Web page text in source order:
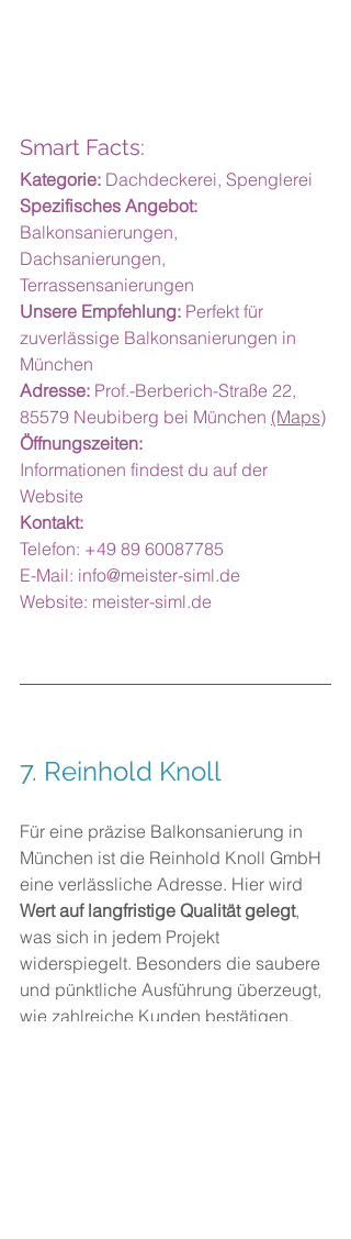
Smart Facts:
Kategorie: Dachdeckerei, Spenglerei
Spezifisches Angebot:
Balkonsanierungen,
Dachsanierungen,
Terrassensanierungen
Unsere Empfehlung: Perfekt für
zuverlässige Balkonsanierungen in
München
Adresse: Prof.-Berberich-Straße 22,
85579 Neubiberg bei München (Maps)
Öffnungszeiten:
Informationen findest du auf der
Website
Kontakt:
Telefon: +49 89 60087785
E-Mail: info@meister-siml.de
Website: meister-siml.de
7. Reinhold Knoll
Für eine präzise Balkonsanierung in
München ist die Reinhold Knoll GmbH
eine verlässliche Adresse. Hier wird
Wert auf langfristige Qualität gelegt,
was sich in jedem Projekt
widerspiegelt. Besonders die saubere
und pünktliche Ausführung überzeugt,
wie zahlreiche Kunden bestätigen.